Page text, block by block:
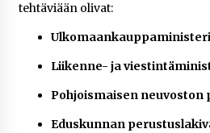
huhut
4 viikkoa sitten
Pamela Anderson
1 kuukausi
tehtäviään olivat:
Ulkomaankauppaministeri
Liikenne- ja
Pohjoismaisen neuvoston
Eduskunnan